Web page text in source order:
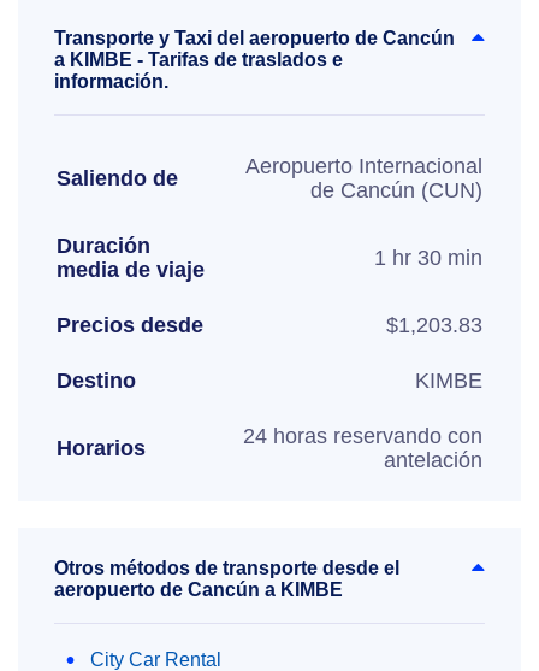
Transporte y Taxi del aeropuerto de Cancún
a KIMBE - Tarifas de traslados e
información.
Saliendo de
Aeropuerto Internacional
de Cancún (CUN)
Duración
media de viaje
1 hr 30 min
Precios desde $1,203.83
Destino KIMBE
Horarios
24 horas reservando con
antelación
Otros métodos de transporte desde el
aeropuerto de Cancún a KIMBE
City Car Rental